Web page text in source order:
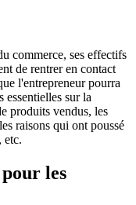
commerce, ses effectifs
de rentrer en contact
l'entrepreneur pourra
sur la
produits vendus, les
raisons qui ont poussé
etc.
les